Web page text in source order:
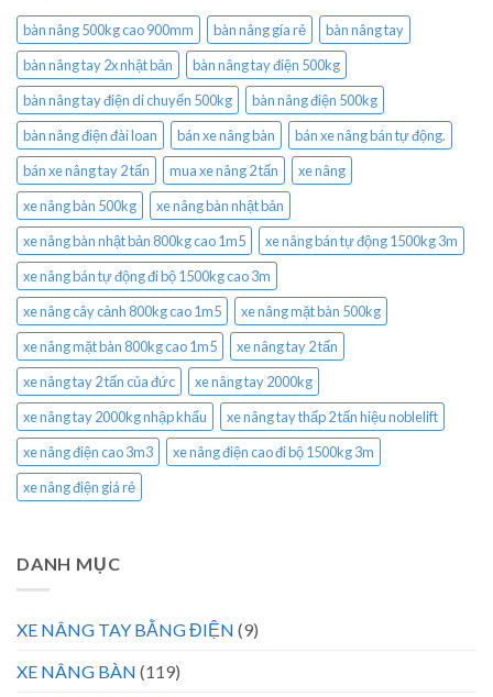
bàn nâng 500kg cao 900mm bàn nâng gía rẻ
bàn nâng tay
bàn nâng tay 2x nhật bản
bàn nâng tay điện 500kg
bàn nâng tay điện di chuyển 500kg
bàn nâng điện 500kg
bàn nâng điện đài loan
bán xe nâng bàn
bán xe nâng bán tự động.
bán xe nâng tay 2 tấn
mua xe nâng 2 tấn
xe nâng
xe nâng bàn 500kg
xe nâng bàn nhật bản
xe nâng bàn nhật bản 800kg cao 1m5
xe nâng bán tự động 1500kg 3m
xe nâng bán tự động đi bộ 1500kg cao 3m
xe nâng cây cảnh 800kg cao 1m5
xe nâng mặt bàn 500kg
xe nâng mặt bàn 800kg cao 1m5
xe nâng tay 2 tấn
xe nâng tay 2 tấn của đức
xe nâng tay 2000kg
xe nâng tay 2000kg nhập khẩu
xe nâng tay thấp 2 tấn hiệu noblelift
xe nâng điện cao 3m3
xe nâng điện cao đi bộ 1500kg 3m
xe nâng điện giá rẻ
DANH MỤC
XE NÂNG TAY BẰNG ĐIỆN (9)
XE NÂNG BÀN (119)